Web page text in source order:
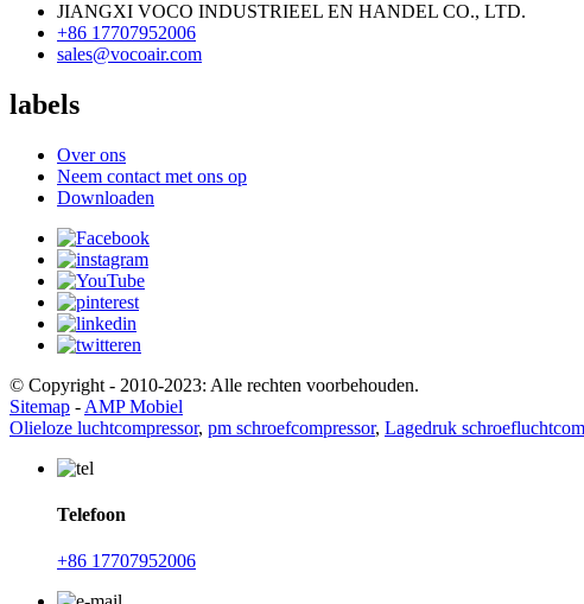
JIANGXI VOCO INDUSTRIEEL EN HANDEL CO., LTD.
+86 17707952006
sales@vocoair.com
labels
Over ons
Neem contact met ons op
Downloaden
© Copyright - 2010-2023: Alle rechten voorbehouden.
Sitemap - AMP Mobiel
Olieloze luchtcompressor, pm schroefcompressor, Lagedruk
Telefoon
+86 17707952006